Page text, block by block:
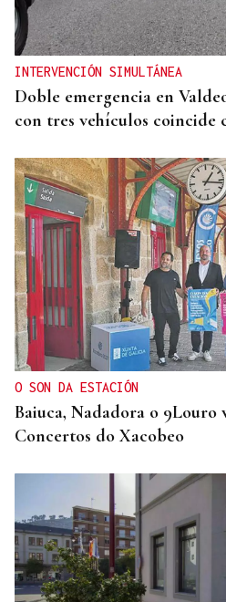
INTERVENCIÓN SIMULTÁNEA
Doble emergencia en
con tres vehículos coincide
O SON DA ESTACIÓN
Baiuca, Nadadora o 9Louro
Concertos do Xacobeo